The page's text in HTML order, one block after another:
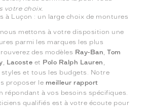
votre choix.
à Luçon : un large choix de montures
mettons à votre disposition une
parmi les marques les plus
des modèles Ray-Ban ,Tom
Lacoste et Polo Ralph Lauren
et tous les budgets. Notre
proposer le meilleur rapport
répondant à vos besoins spécifiques.
qualifiés est à votre écoute pour